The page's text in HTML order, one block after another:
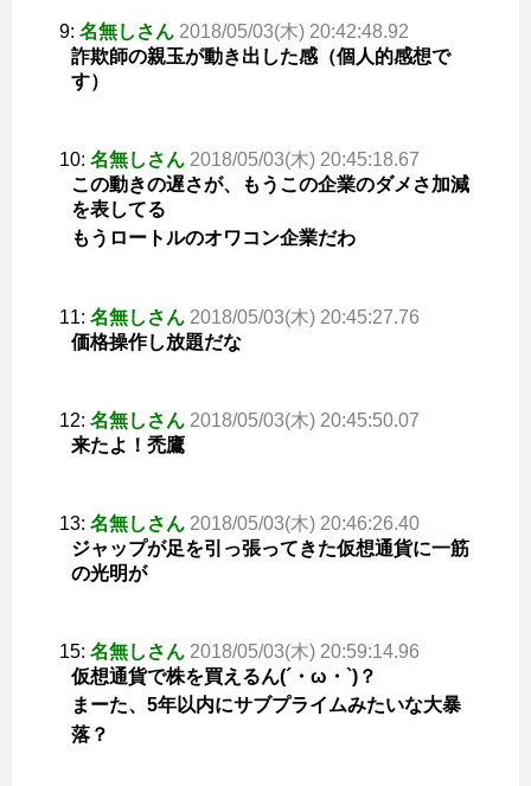
9: 名無しさん 2018/05/03(木) 20:42:48.92
詐欺師の親玉が動き出した感（個人的感想で
す）
10: 名無しさん 2018/05/03(木) 20:45:18.67
この動きの遅さが、もうこの企業のダメさ加減
を表してる
もうロートルのオワコン企業だわ
11: 名無しさん 2018/05/03(木) 20:45:27.76
価格操作し放題だな
12: 名無しさん 2018/05/03(木) 20:45:50.07
来たよ！禿鷹
13: 名無しさん 2018/05/03(木) 20:46:26.40
ジャップが足を引っ張ってきた仮想通貨に一筋
の光明が
15: 名無しさん 2018/05/03(木) 20:59:14.96
仮想通貨で株を買えるん(´・ω・`)？
まーた、5年以内にサブプライムみたいな大暴
落？